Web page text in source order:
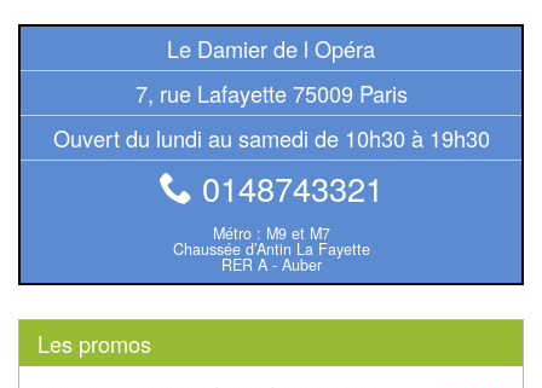
de
Collectionner
(TCG)
Pour
les
enfants
Le Damier de l Opéra
7, rue Lafayette 75009 Paris
Ouvert du lundi au samedi de 10h30 à 19h30
0148743321
Métro : M9 et M7
Chaussée d’Antin La Fayette
RER A - Auber
Les promos